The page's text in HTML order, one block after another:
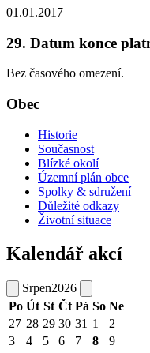
01.01.2017
29. Datum konce
Bez časového omezení.
Obec
Historie
Současnost
Blízké okolí
Územní plán obce
Spolky & sdružení
Důležité odkazy
Životní situace
Kalendář akcí
Srpen2026
Po Út St Čt Pá So Ne
27 28 29 30 31 1
2
3
4 5 6 7 8
9